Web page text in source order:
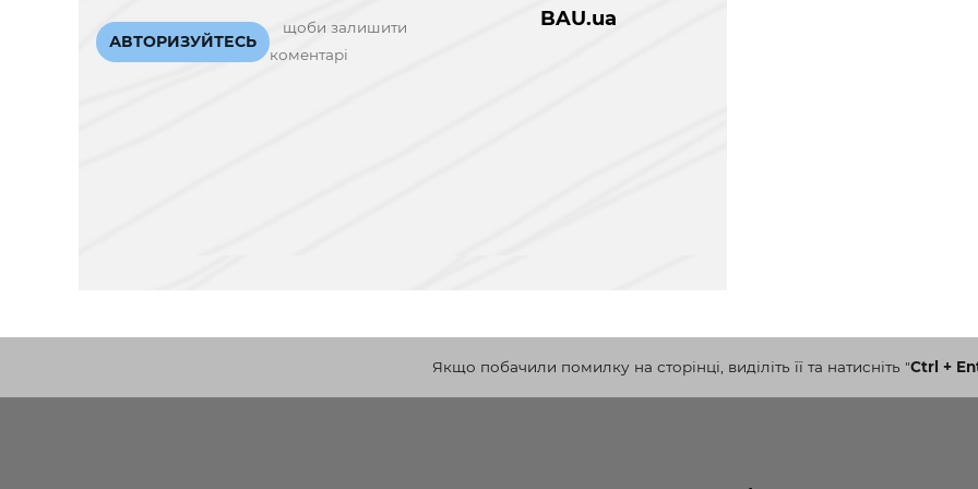
АВТОРИЗУЙТЕСЬ
щоби залишити
коментарі
BAU.ua
Якщо побачили помилку на сторінці, виділіть її та натисніть "Ctrl +